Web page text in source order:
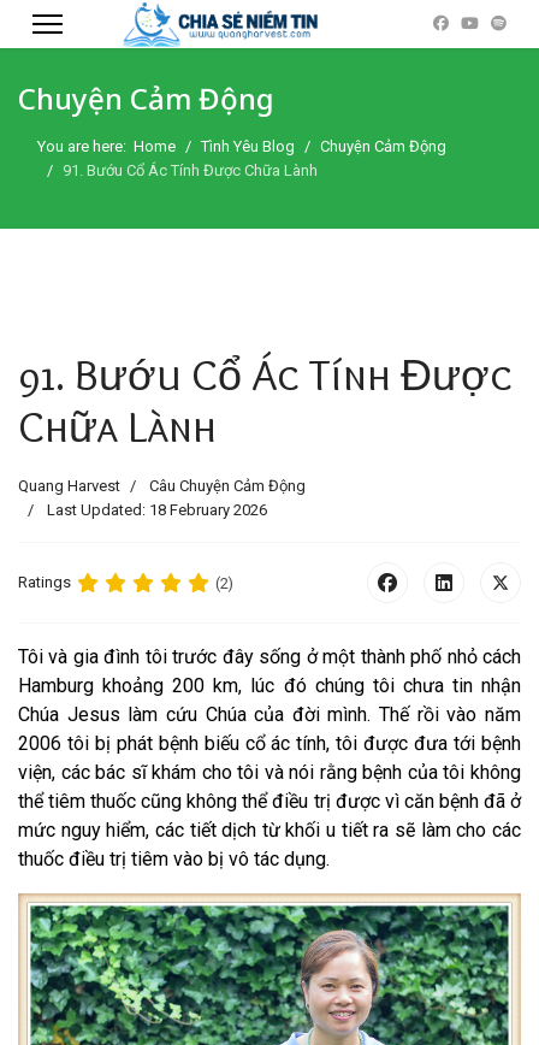
Chuyện Cảm Động
You are here: Home Tình Yêu Blog
Chuyện Cảm Động
91. Bướu Cổ Ác Tính Được Chữa Lành
91. Bướu Cổ Ác Tính Được
Chữa Lành
Quang Harvest
Câu Chuyện Cảm Động
Last Updated: 18 February 2026
Ratings (2)
Tôi và gia đình tôi trước đây sống ở một thành phố nhỏ cách
Hamburg khoảng 200 km, lúc đó chúng tôi chưa tin nhận
Chúa Jesus làm cứu Chúa của đời mình. Thế rồi vào năm
2006 tôi bị phát bệnh biếu cổ ác tính, tôi được đưa tới bệnh
viện, các bác sĩ khám cho tôi và nói rằng bệnh của tôi không
thể tiêm thuốc cũng không thể điều trị được vì căn bệnh đã ở
mức nguy hiểm, các tiết dịch từ khối u tiết ra sẽ làm cho các
thuốc điều trị tiêm vào bị vô tác dụng.